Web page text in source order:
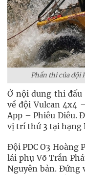
Phần thi của đội
Ở nội dung thi đấu
về đội Vulcan 4x4
App – Phiêu Diêu.
vị trí thứ 3 tại hạng
Đội PDC O3 Hoàng
lái phụ Võ Trần
Nguyên bản. Đứng